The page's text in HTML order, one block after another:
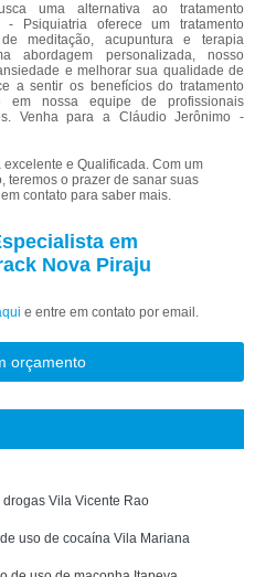
uma alternativa ao tratamento
Psiquiatria oferece um tratamento
meditação, acupuntura e terapia
abordagem personalizada, nosso
e melhorar sua qualidade de
a sentir os benefícios do tratamento
em nossa equipe de profissionais
Venha para a Cláudio Jerônimo -
e Qualificada. Com um
teremos o prazer de sanar suas
contato para saber mais.
em
Nova Piraju
e entre em contato por email.
orçamento
Vila Vicente Rao
uso de cocaína Vila Mariana